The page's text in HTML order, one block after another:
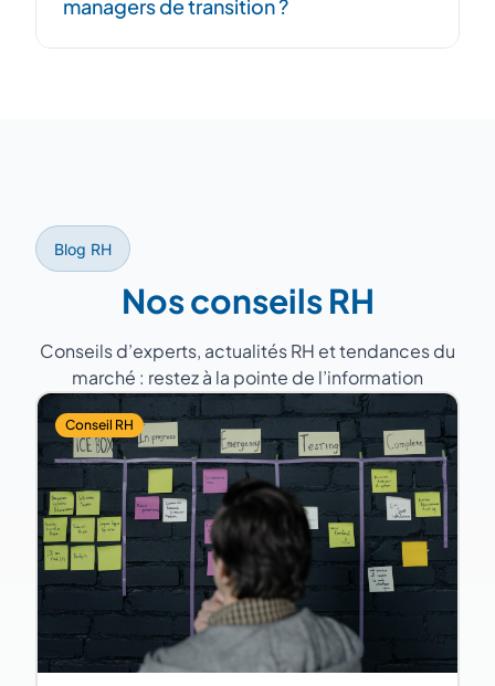
successeur et période de recouvrement
pour garantir la continuité.
managers de transition ?
Blog RH
Nos conseils RH
Conseils d’experts, actualités RH et tendances du
marché : restez à la pointe de l’information
Conseil RH